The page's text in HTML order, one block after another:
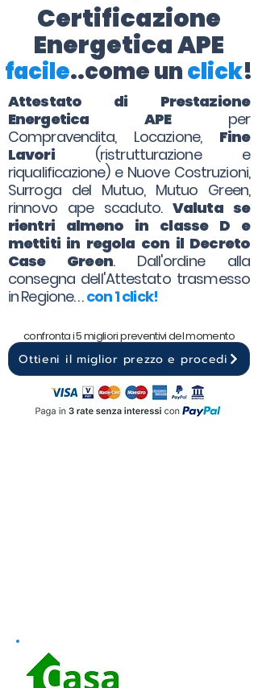
Certificazione
Energetica APE
facile..come unclick!
Attestato di Prestazione
Energetica APEper
Compravendita, Locazione, Fine
Lavori(ristrutturazione e
riqualificazione) e Nuove Costruzioni,
Surroga del Mutuo, Mutuo Green,
rinnovo ape scaduto.Valuta se
rientri almeno in classe D e
mettiti in regola con il Decreto
Case Green. Dall'ordine alla
consegna dell'Attestato trasmesso
in Regione. . .con 1 click!
confronta i 5 migliori preventivi del momento
Ottieni il miglior prezzo e procedi